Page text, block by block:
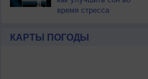
время стресса
КАРТЫ ПОГОДЫ